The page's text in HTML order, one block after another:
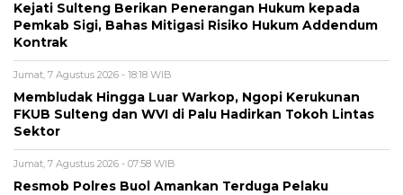
Kejati Sulteng Berikan Penerangan Hukum kepada
Pemkab Sigi, Bahas Mitigasi Risiko Hukum Addendum
Kontrak
Jumat, 7 Agustus 2026 - 18:18 WIB
Membludak Hingga Luar Warkop, Ngopi Kerukunan
FKUB Sulteng dan WVI di Palu Hadirkan Tokoh Lintas
Sektor
Jumat, 7 Agustus 2026 - 07:58 WIB
Resmob Polres Buol Amankan Terduga Pelaku